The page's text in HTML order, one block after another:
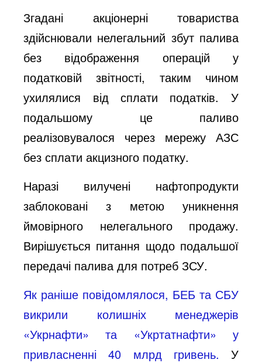
Згадані акціонерні товариства
здійснювали нелегальний збут палива
без відображення операцій у
податковій звітності, таким чином
ухилялися від сплати податків. У
подальшому це паливо
реалізовувалося через мережу АЗС
без сплати акцизного податку.
Наразі вилучені нафтопродукти
заблоковані з метою уникнення
ймовірного нелегального продажу.
Вирішується питання щодо подальшої
передачі палива для потреб ЗСУ.
Як раніше повідомлялося, БЕБ та СБУ
викрили колишніх менеджерів
«Укрнафти» та «Укртатнафти» у
привласненні 40 млрд гривень. У